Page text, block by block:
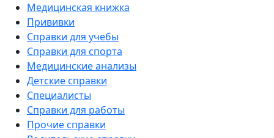
Медицинская книжка
Прививки
Справки для учебы
Справки для спорта
Медицинские анализы
Детские справки
Специалисты
Справки для работы
Прочие справки